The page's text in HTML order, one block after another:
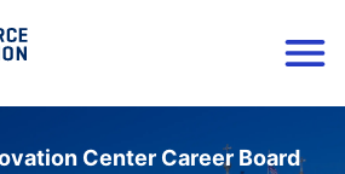
Center Career Board